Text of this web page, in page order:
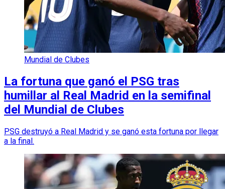
Mundial de Clubes
La fortuna que ganó el PSG tras
humillar al Real Madrid en la semifinal
del Mundial de Clubes
PSG destruyó a Real Madrid y se ganó esta fortuna por llegar
a la final.